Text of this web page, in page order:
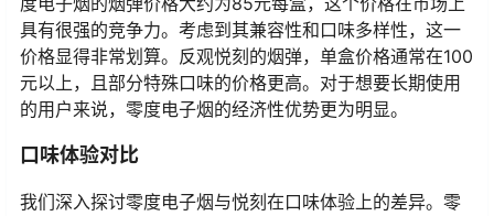
具有很强的竞争力。考虑到其兼容性和口味多样性，这一
价格显得非常划算。反观悦刻的烟弹，单盒价格通常在100
元以上，且部分特殊口味的价格更高。对于想要长期使用
的用户来说，零度电子烟的经济性优势更为明显。
口味体验对比
我们深入探讨零度电子烟与悦刻在口味体验上的差异。零